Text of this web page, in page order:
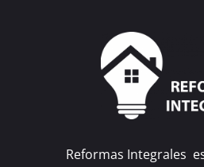
Reformas Integrales